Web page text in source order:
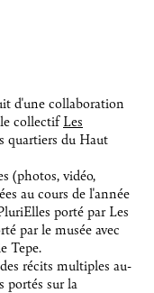
d'une collaboration
le collectifLes
quartiers du Haut
(photos, vidéo,
au cours de l'année
porté par Les
par le musée avec
Tepe.
récits multiples au-
portés sur la